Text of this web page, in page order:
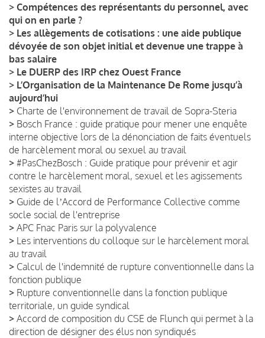
> Compétences des représentants du personnel, avec
qui on en parle ?
> Les allègements de cotisations : une aide publique
dévoyée de son objet initial et devenue une trappe à
bas salaire
> Le DUERP des IRP chez Ouest France
> L’Organisation de la Maintenance De Rome jusqu’à
aujourd’hui
> Charte de l'environnement de travail de Sopra-Steria
> Bosch France : guide pratique pour mener une enquête
interne objective lors de la dénonciation de faits éventuels
de harcèlement moral ou sexuel au travail
> #PasChezBosch : Guide pratique pour prévenir et agir
contre le harcèlement moral, sexuel et les agissements
sexistes au travail
> Guide de lʼAccord de Performance Collective comme
socle social de l'entreprise
> APC Fnac Paris sur la polyvalence
> Les interventions du colloque sur le harcèlement moral
au travail
> Calcul de l'indemnité de rupture conventionnelle dans la
fonction publique
> Rupture conventionnelle dans la fonction publique
territoriale, un guide syndical
> Accord de composition du CSE de Flunch qui permet à la
direction de désigner des élus non syndiqués